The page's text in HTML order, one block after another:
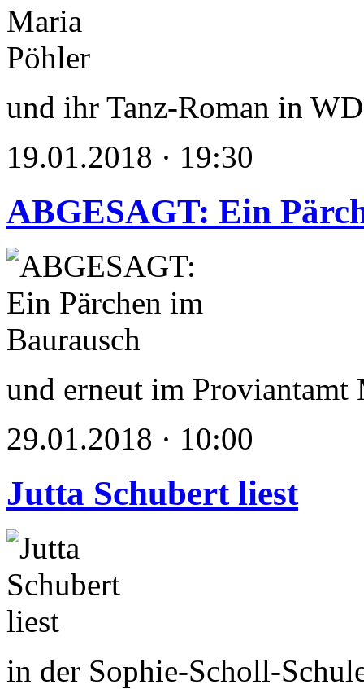
und ihr Tanz-Roman in
19.01.2018 · 19:30
ABGESAGT: Ein
und erneut im
29.01.2018 · 10:00
Jutta Schubert liest
in der Sophie-Scholl-